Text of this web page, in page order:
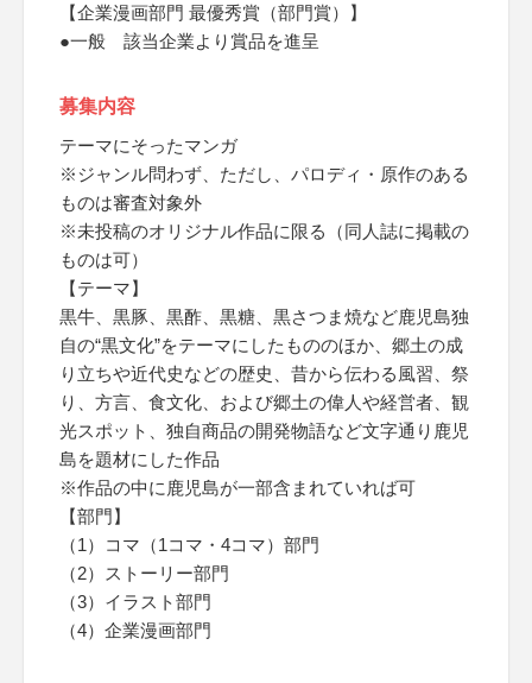
【企業漫画部門 最優秀賞（部門賞）】
●一般 該当企業より賞品を進呈
募集内容
テーマにそったマンガ
※ジャンル問わず、ただし、パロディ・原作のある
ものは審査対象外
※未投稿のオリジナル作品に限る（同人誌に掲載の
ものは可）
【テーマ】
黒牛、黒豚、黒酢、黒糖、黒さつま焼など鹿児島独
自の“黒文化”をテーマにしたもののほか、郷土の成
り立ちや近代史などの歴史、昔から伝わる風習、祭
り、方言、食文化、および郷土の偉人や経営者、観
光スポット、独自商品の開発物語など文字通り鹿児
島を題材にした作品
※作品の中に鹿児島が一部含まれていれば可
【部門】
（1）コマ（1コマ・4コマ）部門
（2）ストーリー部門
（3）イラスト部門
（4）企業漫画部門